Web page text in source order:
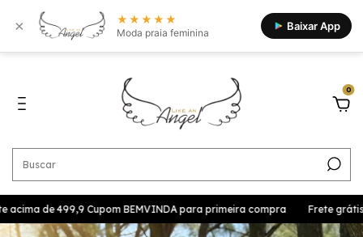
× ★★★★★
Moda praia feminina Baixar App
0
de 499,9 Cupom BEMVINDA para primeira compra Frete grátis